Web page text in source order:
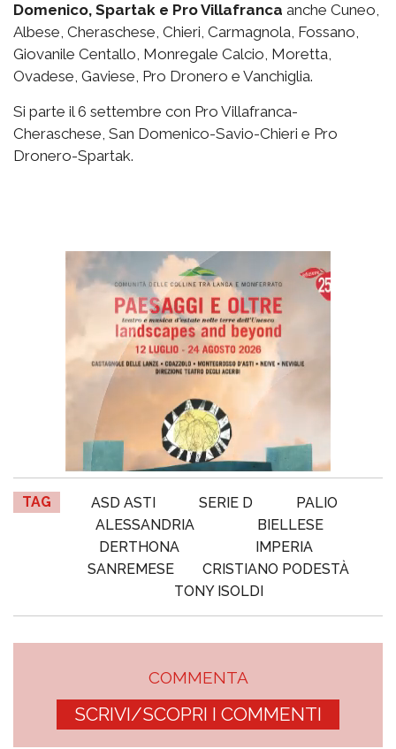
Domenico, Spartak e Pro Villafranca anche Cuneo,
Albese, Cheraschese, Chieri, Carmagnola, Fossano,
Giovanile Centallo, Monregale Calcio, Moretta,
Ovadese, Gaviese, Pro Dronero e Vanchiglia.
Si parte il 6 settembre con Pro Villafranca-
Cheraschese, San Domenico-Savio-Chieri e Pro
Dronero-Spartak.
TAG ASD ASTI SERIE D
PALIO
ALESSANDRIA
BIELLESE
DERTHONA
IMPERIA
SANREMESE
CRISTIANO PODESTÀ
TONY ISOLDI
COMMENTA
SCRIVI/SCOPRI I COMMENTI